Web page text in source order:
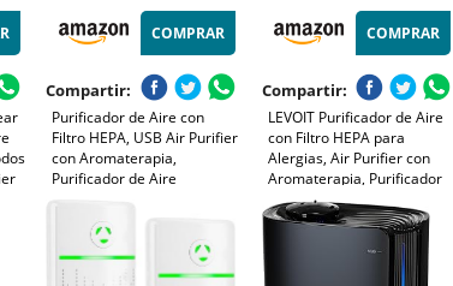
COMPRAR
Compartir:
Purificador de Aire con
Filtro HEPA, USB Air Purifier
con Aromaterapia,
Purificador de Aire
Silencioso para Interiores,
Hogar, Oficina, Polvo,
Humo, Pelo de Mascotas,
Alergia al Aire
COMPRAR
Compartir:
LEVOIT Purificador de Aire
con Filtro HEPA para
Alergias, Air Purifier con
Aromaterapia, Purificador
Aire Silencioso, Bajo
Consumo de Energía de 7W,